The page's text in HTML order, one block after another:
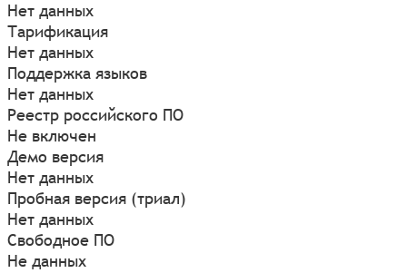
Нет данных
Тарификация
Нет данных
Поддержка языков
Нет данных
Реестр российского ПО
Не включен
Демо версия
Нет данных
Пробная версия (триал)
Нет данных
Свободное ПО
Не данных